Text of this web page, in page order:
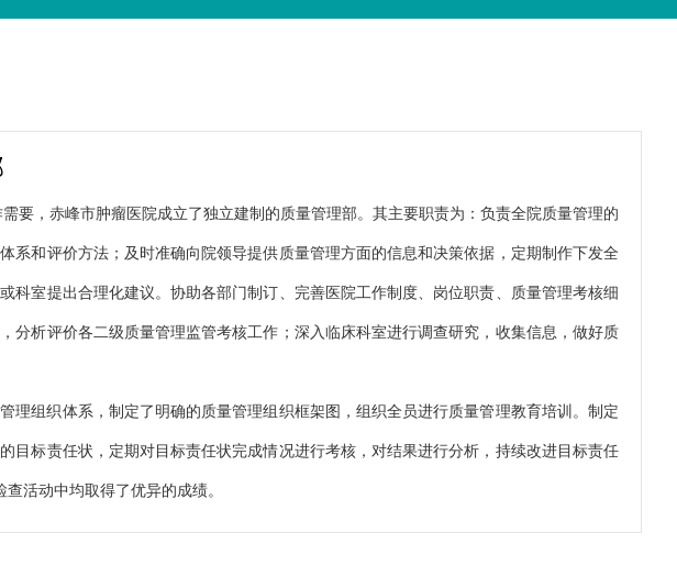
要，赤峰市肿瘤医院成立了独立建制的质量管理部。其主要职责为：负责全院质量管理的
和评价方法；及时准确向院领导提供质量管理方面的信息和决策依据，定期制作下发全
室提出合理化建议。协助各部门制订、完善医院工作制度、岗位职责、质量管理考核细
析评价各二级质量管理监管考核工作；深入临床科室进行调查研究，收集信息，做好质
组织体系，制定了明确的质量管理组织框架图，组织全员进行质量管理教育培训。制定
标责任状，定期对目标责任状完成情况进行考核，对结果进行分析，持续改进目标责任
活动中均取得了优异的成绩。